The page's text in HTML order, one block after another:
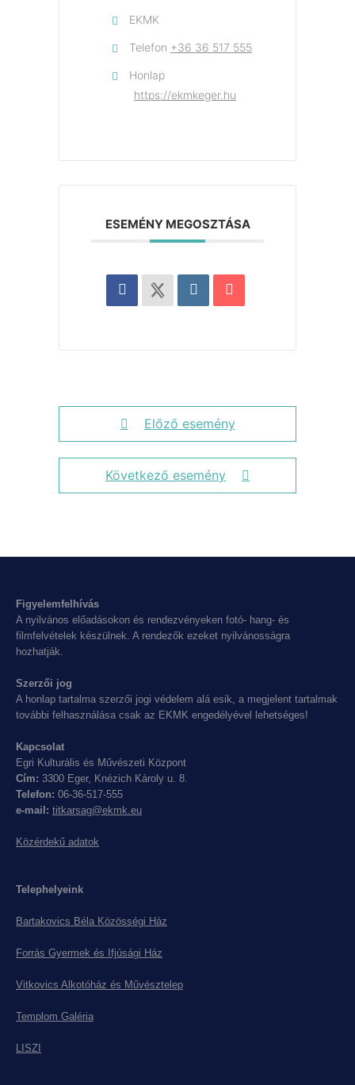
EKMK
Telefon +36 36 517 555
Honlap
https://ekmkeger.hu
ESEMÉNY MEGOSZTÁSA
Előző esemény
Következő esemény
Figyelemfelhívás
A nyilvános előadásokon és rendezvényeken fotó- hang- és
filmfelvételek készülnek. A rendezők ezeket nyilvánosságra
hozhatják.
Szerzői jog
A honlap tartalma szerzői jogi védelem alá esik, a megjelent tartalmak
további felhasználása csak az EKMK engedélyével lehetséges!
Kapcsolat
Egri Kulturális és Művészeti Központ
Cím: 3300 Eger, Knézich Károly u. 8.
Telefon: 06-36-517-555
e-mail: titkarsag@ekmk.eu
Közérdekű adatok
Telephelyeink
Bartakovics Béla Közösségi Ház
Forrás Gyermek és Ifjúsági Ház
Vitkovics Alkotóház és Művésztelep
Templom Galéria
LISZI